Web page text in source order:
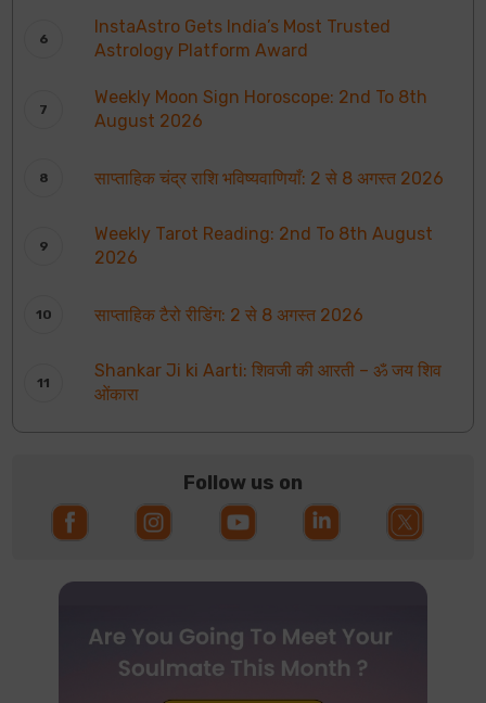
InstaAstro Gets India’s Most Trusted
Astrology Platform Award
Weekly Moon Sign Horoscope: 2nd To 8th
August 2026
साप्ताहिक चंद्र राशि भविष्यवाणियाँ: 2 से 8 अगस्त 2026
Weekly Tarot Reading: 2nd To 8th August
2026
साप्ताहिक टैरो रीडिंग: 2 से 8 अगस्त 2026
Shankar Ji ki Aarti: शिवजी की आरती – ॐ जय शिव
ओंकारा
Follow us on